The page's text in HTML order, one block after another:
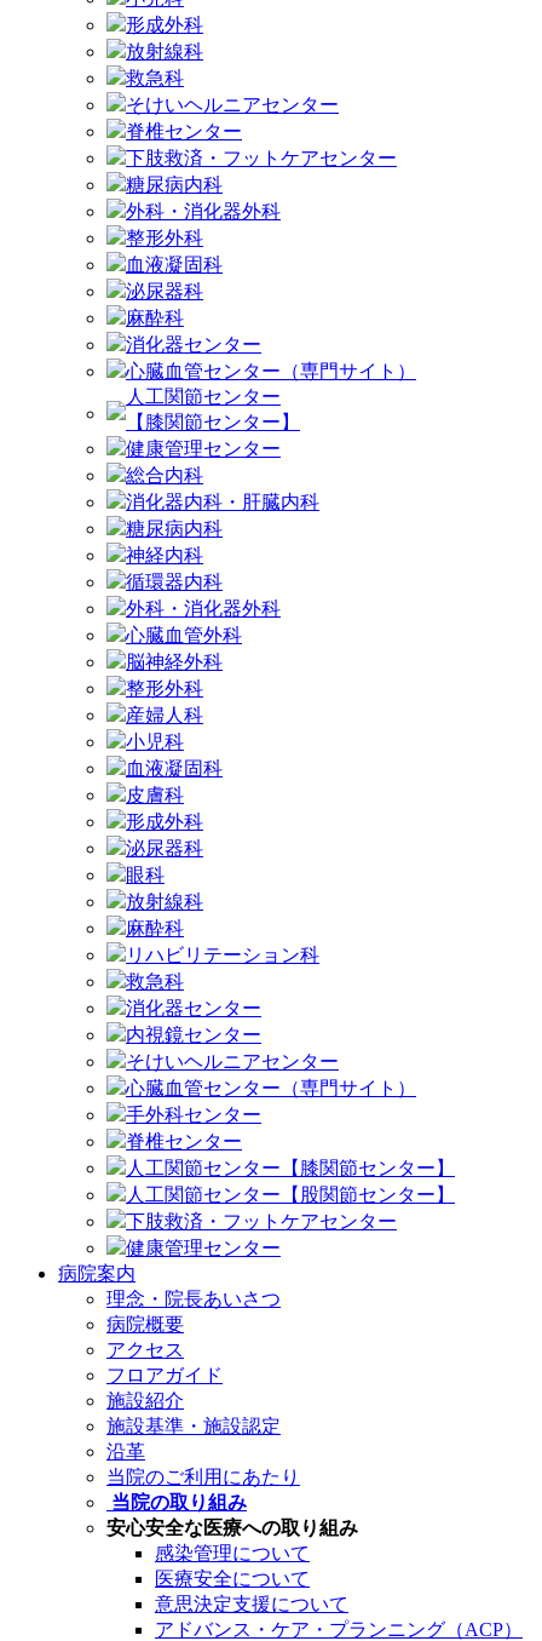
形成外科
放射線科
救急科
そけいヘルニアセンター
脊椎センター
下肢救済・フットケアセンター
糖尿病内科
外科・消化器外科
整形外科
血液凝固科
泌尿器科
麻酔科
消化器センター
心臓血管センター（専門サイト）
人工関節センター
【膝関節センター】
健康管理センター
総合内科
消化器内科・肝臓内科
糖尿病内科
神経内科
循環器内科
外科・消化器外科
心臓血管外科
脳神経外科
整形外科
産婦人科
小児科
血液凝固科
皮膚科
形成外科
泌尿器科
眼科
放射線科
麻酔科
リハビリテーション科
救急科
消化器センター
内視鏡センター
そけいヘルニアセンター
心臓血管センター（専門サイト）
手外科センター
脊椎センター
人工関節センター【膝関節センター】
人工関節センター【股関節センター】
下肢救済・フットケアセンター
健康管理センター
病院案内
理念・院長あいさつ
病院概要
アクセス
フロアガイド
施設紹介
施設基準・施設認定
沿革
当院のご利用にあたり
当院の取り組み
安心安全な医療への取り組み
感染管理について
医療安全について
意思決定支援について
アドバンス・ケア・プランニング（ACP）